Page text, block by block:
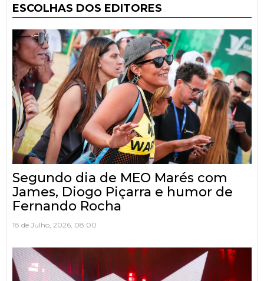
ESCOLHAS DOS EDITORES
Segundo dia de MEO Marés com
James, Diogo Piçarra e humor de
Fernando Rocha
18 de Julho, 2026, 08:00